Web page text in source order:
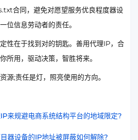
合同，避免对愿望服务优良程度器设
位信息劳动者的责任。
性在于找到对的钥匙。善用代理IP，合
所用，驱动决策，智胜将来。
源;责任是灯，照亮使用的方向。
来规避电商系统结构平台的地域限定?
器设备的IP地址被屏蔽如何解除?